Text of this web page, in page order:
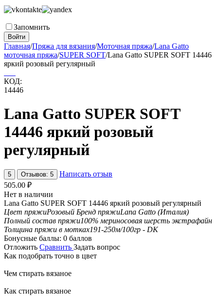
Запомнить
Войти
Главная/Пряжа для вязания/Моточная пряжа/Lana Gatto
моточная пряжа/SUPER SOFT/Lana Gatto SUPER SOFT 14446
яркий розовый регулярный
КОД:
14446
Lana Gatto SUPER SOFT
14446 яркий розовый
регулярный
5 Отзывов: 5
Написать отзыв
505.00 ₽
Нет в наличии
Lana Gatto SUPER SOFT 14446 яркий розовый регулярный
Цвет пряжиРозовый Бренд пряжиLana Gatto (Италия)
Полный состав пряжи100% мериносовая шерсть экстрафайн
Толщина пряжи в мотках191-250м/100гр - DK
Бонусные баллы: 0 баллов
Отложить Сравнить Задать вопрос
Как подобрать точно в цвет
Чем стирать вязаное
Как стирать вязаное